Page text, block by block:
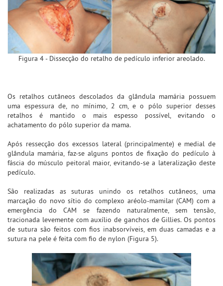
Figura 4 - Dissecção do retalho de pedículo inferior areolado.
Os retalhos cutâneos descolados da glândula mamária possuem
uma espessura de, no mínimo, 2 cm, e o pólo superior desses
retalhos é mantido o mais espesso possível, evitando o
achatamento do pólo superior da mama.
Após ressecção dos excessos lateral (principalmente) e medial de
glândula mamária, faz-se alguns pontos de fixação do pedículo à
fáscia do músculo peitoral maior, evitando-se a lateralização deste
pedículo.
São realizadas as suturas unindo os retalhos cutâneos, uma
marcação do novo sítio do complexo aréolo-mamilar (CAM) com a
emergência do CAM se fazendo naturalmente, sem tensão,
tracionada levemente com auxílio de ganchos de Gillies. Os pontos
de sutura são feitos com fios inabsorvíveis, em duas camadas e a
sutura na pele é feita com fio de nylon (Figura 5).